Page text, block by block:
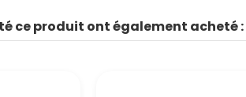
ce produit ont également acheté :